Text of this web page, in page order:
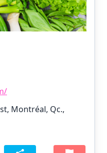
Montréal, Qc.,